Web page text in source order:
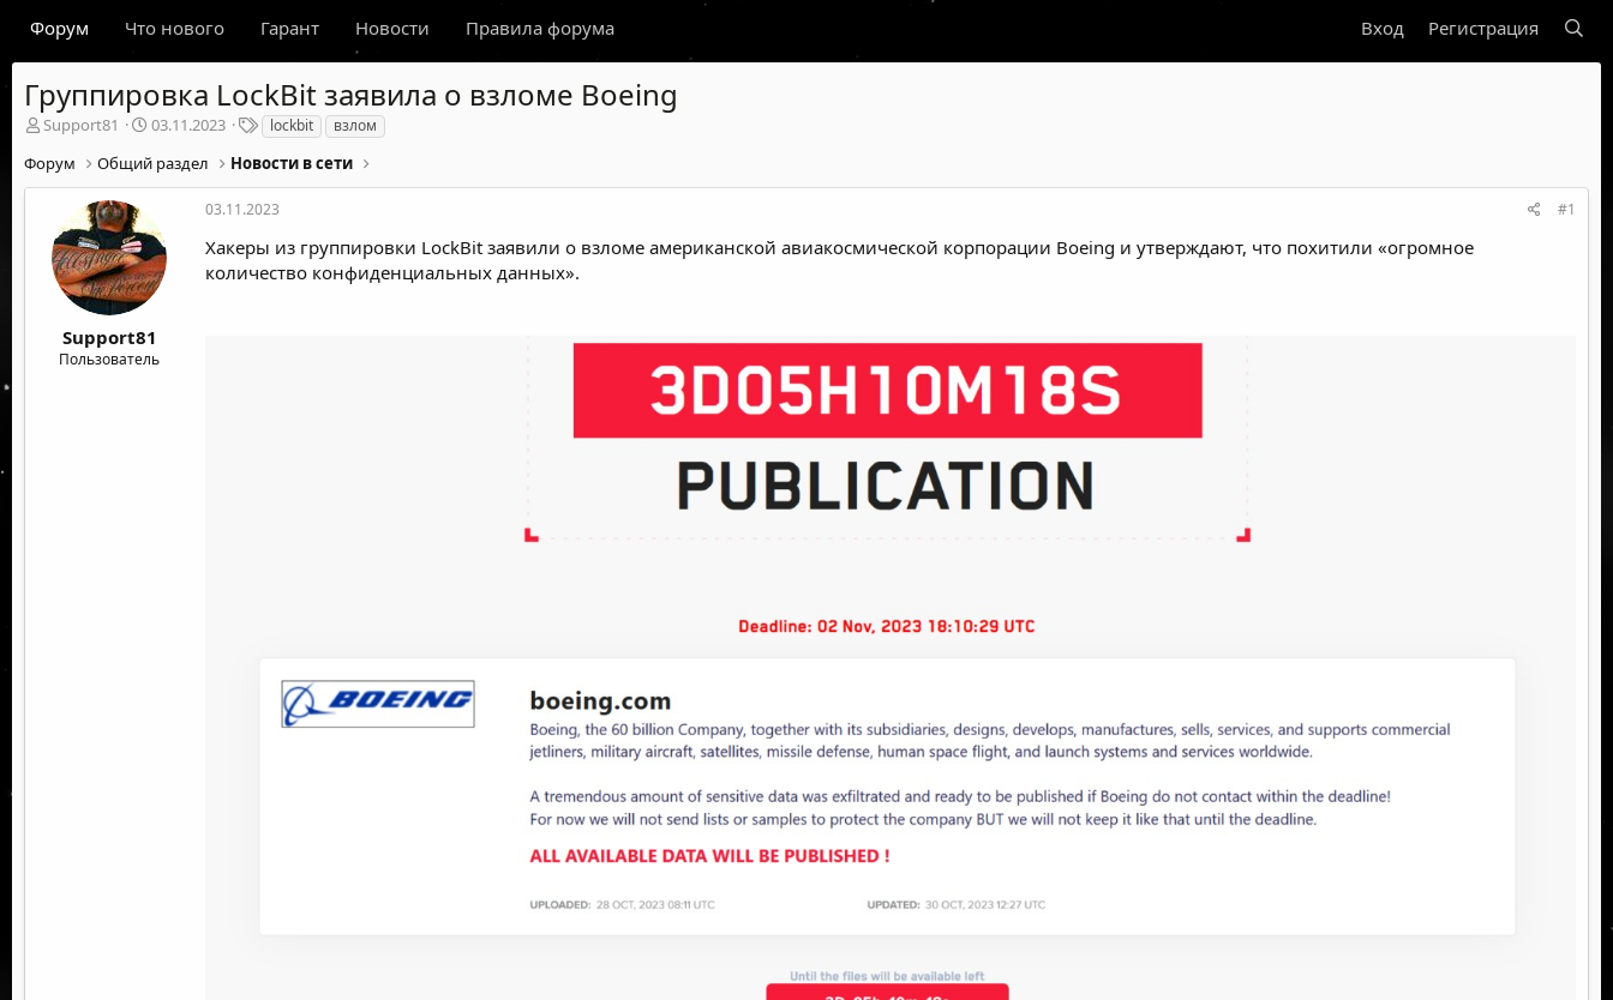
Форум Что нового Гарант Новости Правила форума Вход Регистрация
Группировка LockBit заявила о взломе Boeing
А
т
о
м
Support81
Д
т
а
а
ч
а
л
03.11.2023
Т
е
г
и
lockbit взлом
Форум Общий раздел Новости в сети
Support81
Пользователь
03.11.2023 #1
Хакеры из группировки LockBit заявили о взломе американской авиакосмической корпорации Boeing и утверждают, что похитили «огромное
количество конфиденциальных данных».